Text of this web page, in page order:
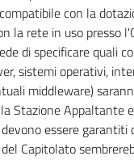
con la
la rete in uso presso
di specificare quali
sistemi operativi,
middleware)
Stazione Appaltante
essere garantiti
Capitolato